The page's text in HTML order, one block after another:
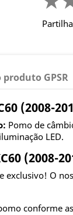
GPSR
(2008-
Pomo de
LED.
(2008-
exclusivo! O
conforme